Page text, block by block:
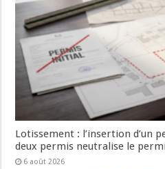
Lotissement : l’insertion d’un
deux permis neutralise le
6 août 2026